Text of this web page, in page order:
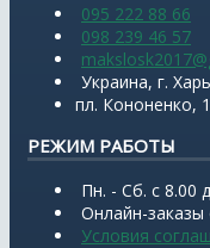
095 222 88 66
098 239 46 57
Украина, г.
пл. Кононенко,
РЕЖИМ РАБОТЫ
Пн. - Сб. с 8.00
Онлайн-
Условия